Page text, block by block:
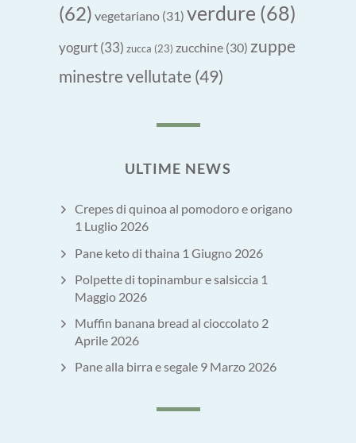
(62) vegetariano (31) verdure (68)
yogurt(33) zucca (23) zucchine (30) zuppe
minestre vellutate (49)
ULTIME NEWS
Crepes di quinoa al pomodoro e origano
1 Luglio 2026
Pane keto di thaina 1 Giugno 2026
Polpette di topinambur e salsiccia 1
Maggio 2026
Muffin banana bread al cioccolato 2
Aprile 2026
Pane alla birra e segale 9 Marzo 2026